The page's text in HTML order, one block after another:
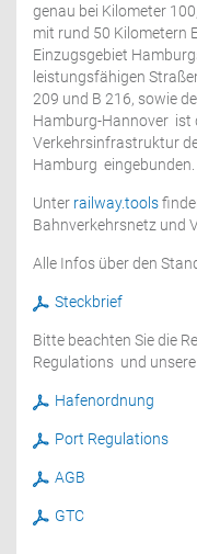
genau bei Kilometer
mit rund 50 Kilometern
Einzugsgebiet
leistungsfähigen
209 und B 216, sowie
Hamburg-Hannover ist
Verkehrsinfrastruktur
Hamburg eingebunden.
Unter railway.tools
Bahnverkehrsnetz und
Alle Infos über den
Steckbrief
Bitte beachten Sie die
Regulations und unsere
Hafenordnung
Port Regulations
AGB
GTC